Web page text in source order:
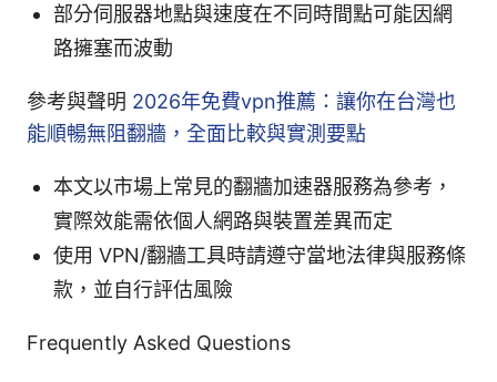
部分伺服器地點與速度在不同時間點可能因網
路擁塞而波動
參考與聲明 2026年免費vpn推薦：讓你在台灣也
能順暢無阻翻牆，全面比較與實測要點
本文以市場上常見的翻牆加速器服務為參考，
實際效能需依個人網路與裝置差異而定
使用 VPN/翻牆工具時請遵守當地法律與服務條
款，並自行評估風險
Frequently Asked Questions